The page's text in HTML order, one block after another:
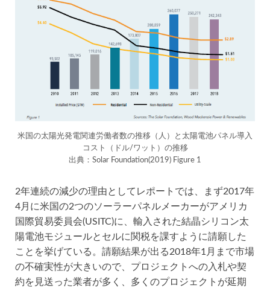
米国の太陽光発電関連労働者数の推移（人）と太陽電池パネル導入
コスト（ドル/ワット）の推移
出典：Solar Foundation(2019) Figure 1
2年連続の減少の理由としてレポートでは、まず2017年
4月に米国の2つのソーラーパネルメーカーがアメリカ
国際貿易委員会(USITC)に、輸入された結晶シリコン太
陽電池モジュールとセルに関税を課すように請願した
ことを挙げている。請願結果が出る2018年1月まで市場
の不確実性が大きいので、プロジェクトへの入札や契
約を見送った業者が多く、多くのプロジェクトが延期